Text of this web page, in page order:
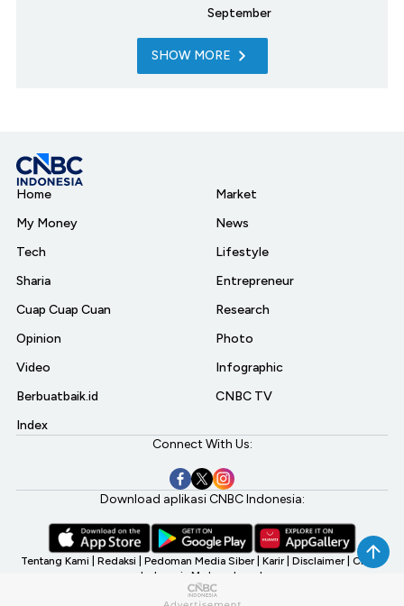
September
SHOW MORE
Home
My Money
Tech
Sharia
Cuap Cuap Cuan
Opinion
Video
Berbuatbaik.id
Index
Market
News
Lifestyle
Entrepreneur
Research
Photo
Infographic
CNBC TV
Connect With Us:
Download aplikasi CNBC Indonesia:
Tentang Kami Redaksi Pedoman Media Siber Karir Disclaimer CNBC
Indonesia My Investment
©2026 CNBC Indonesia, A Transmedia Company